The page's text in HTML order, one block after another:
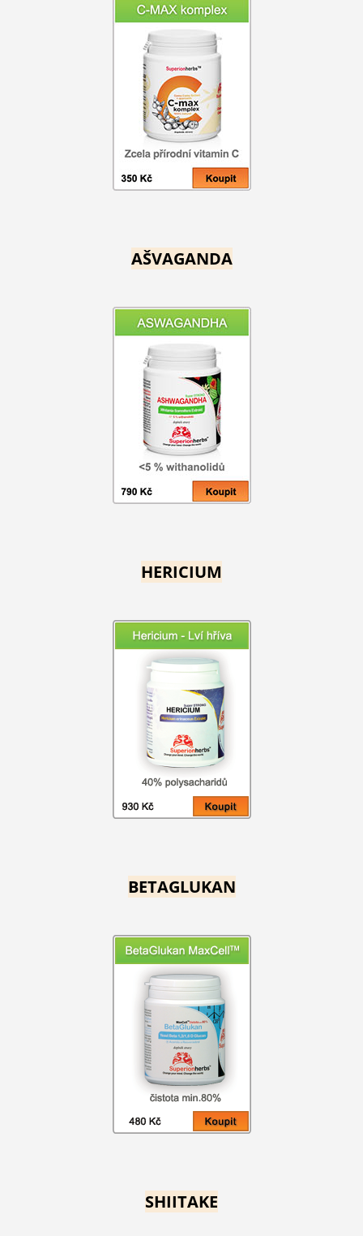
AŠVAGANDA
HERICIUM
BETAGLUKAN
SHIITAKE